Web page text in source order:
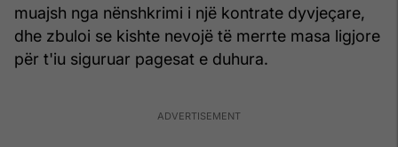
muajsh nga nënshkrimi i një kontrate dyvjeçare,
dhe zbuloi se kishte nevojë të merrte masa ligjore
për t'iu siguruar pagesat e duhura.